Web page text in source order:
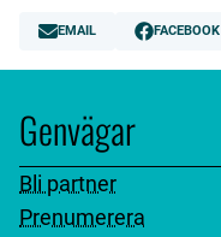
EMAIL FACEBOOK
Genvägar
Bli partner
Prenumerera